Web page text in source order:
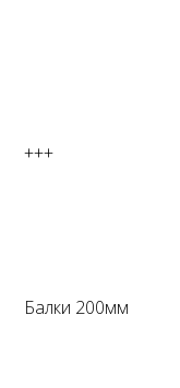
+++
Балки 200мм